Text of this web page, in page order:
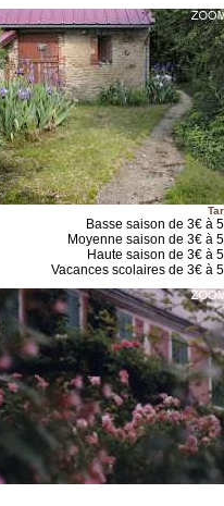
Basse saison de 3€ à
Moyenne saison de 3€ à
Haute saison de 3€ à
Vacances scolaires de 3€ à